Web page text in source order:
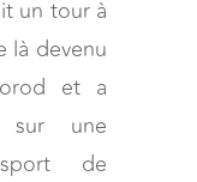
un tour à
là devenu
et a
sur une
de